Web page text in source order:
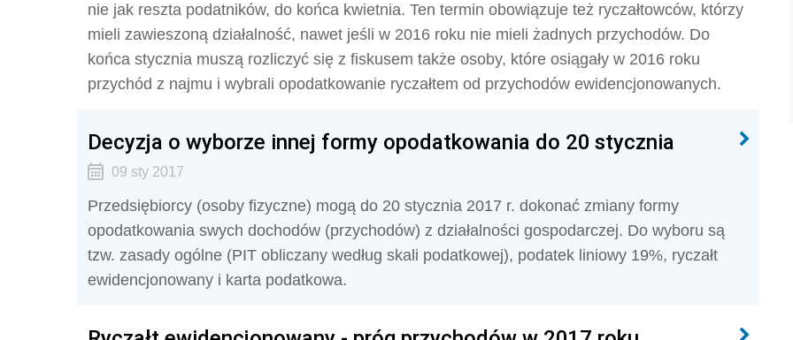
nie jak reszta podatników, do końca kwietnia. Ten termin obowiązuje też ryczałtowców, którzy
mieli zawieszoną działalność, nawet jeśli w 2016 roku nie mieli żadnych przychodów. Do
końca stycznia muszą rozliczyć się z fiskusem także osoby, które osiągały w 2016 roku
przychód z najmu i wybrali opodatkowanie ryczałtem od przychodów ewidencjonowanych.
Decyzja o wyborze innej formy opodatkowania do 20 stycznia
09 sty 2017
Przedsiębiorcy (osoby fizyczne) mogą do 20 stycznia 2017 r. dokonać zmiany formy
opodatkowania swych dochodów (przychodów) z działalności gospodarczej. Do wyboru są
tzw. zasady ogólne (PIT obliczany według skali podatkowej), podatek liniowy 19%, ryczałt
ewidencjonowany i karta podatkowa.